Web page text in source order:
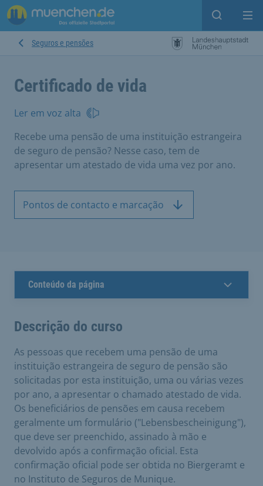
Open
Seguros e pensões
Certificado de vida
Ler em voz alta
Recebe uma pensão de uma instituição estrangeira
de seguro de pensão? Nesse caso, tem de
apresentar um atestado de vida uma vez por ano.
Pontos de contacto e marcação
Conteúdo da página
Descrição do curso
As pessoas que recebem uma pensão de uma
instituição estrangeira de seguro de pensão são
solicitadas por esta instituição, uma ou várias vezes
por ano, a apresentar o chamado atestado de vida.
Os beneficiários de pensões em causa recebem
geralmente um formulário ("Lebensbescheinigung"),
que deve ser preenchido, assinado à mão e
devolvido após a confirmação oficial. Esta
confirmação oficial pode ser obtida no Biergeramt e
no Instituto de Seguros de Munique.